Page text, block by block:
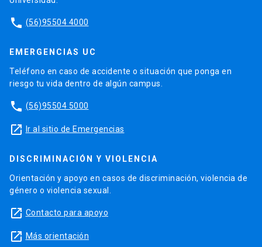
phone (56)95504 4000
EMERGENCIAS UC
Teléfono en caso de accidente o situación que ponga en
riesgo tu vida dentro de algún campus.
phone (56)95504 5000
launch Ir al sitio de Emergencias
DISCRIMINACIÓN Y VIOLENCIA
Orientación y apoyo en casos de discriminación, violencia de
género o violencia sexual.
launch Contacto para apoyo
launch Más orientación